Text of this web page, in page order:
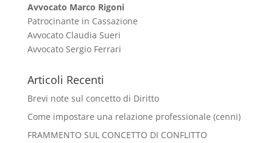
Avvocato Marco Rigoni
Patrocinante in Cassazione
Avvocato Claudia Sueri
Avvocato Sergio Ferrari
Articoli Recenti
Brevi note sul concetto di Diritto
Come impostare una relazione professionale (cenni)
FRAMMENTO SUL CONCETTO DI CONFLITTO